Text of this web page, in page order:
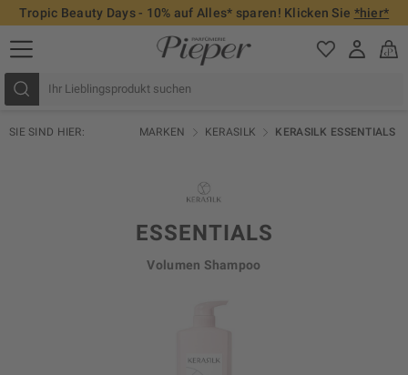
Tropic Beauty Days - 10% auf Alles* sparen! Klicken Sie *hier*
SIE SIND HIER: MARKEN KERASILK KERASILK ESSENTIALS
ESSENTIALS
Volumen Shampoo